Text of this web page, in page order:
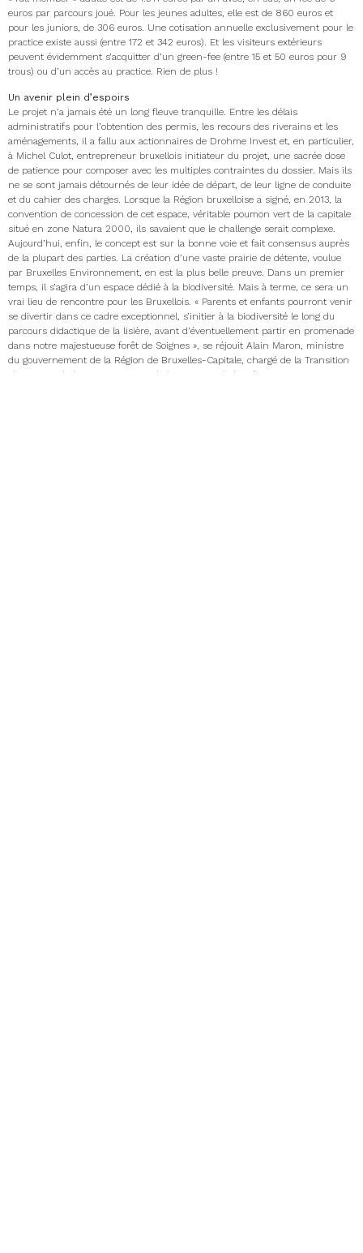
euros par parcours joué. Pour les jeunes adultes, elle est de 860 euros et
pour les juniors, de 306 euros. Une cotisation annuelle exclusivement pour le
practice existe aussi (entre 172 et 342 euros). Et les visiteurs extérieurs
peuvent évidemment s’acquitter d’un green-fee (entre 15 et 50 euros pour 9
trous) ou d’un accès au practice. Rien de plus !
Un avenir plein d’espoirs
Le projet n’a jamais été un long fleuve tranquille. Entre les délais
administratifs pour l’obtention des permis, les recours des riverains et les
aménagements, il a fallu aux actionnaires de Drohme Invest et, en particulier,
à Michel Culot, entrepreneur bruxellois initiateur du projet, une sacrée dose
de patience pour composer avec les multiples contraintes du dossier. Mais ils
ne se sont jamais détournés de leur idée de départ, de leur ligne de conduite
et du cahier des charges. Lorsque la Région bruxelloise a signé, en 2013, la
convention de concession de cet espace, véritable poumon vert de la capitale
situé en zone Natura 2000, ils savaient que le challenge serait complexe.
Aujourd’hui, enfin, le concept est sur la bonne voie et fait consensus auprès
de la plupart des parties. La création d’une vaste prairie de détente, voulue
par Bruxelles Environnement, en est la plus belle preuve. Dans un premier
temps, il s’agira d’un espace dédié à la biodiversité. Mais à terme, ce sera un
vrai lieu de rencontre pour les Bruxellois. « Parents et enfants pourront venir
se divertir dans ce cadre exceptionnel, s’initier à la biodiversité le long du
parcours didactique de la lisière, avant d’éventuellement partir en promenade
dans notre majestueuse forêt de Soignes », se réjouit Alain Maron, ministre
du gouvernement de la Région de Bruxelles-Capitale, chargé de la Transition
climatique, de l’Environnement, de l’Energie et de la Démocratie participative.